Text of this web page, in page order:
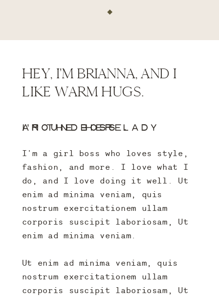
Nullam id dolor id nibh
elit.
HEY, I'M BRIANNA, AND I
LIKE WARM HUGS.
I'm a girl boss who loves style,
fashion, and more. I love what I
do, and I love doing it well. Ut
enim ad minima veniam, quis
nostrum exercitationem ullam
corporis suscipit laboriosam, Ut
enim ad minima veniam.
Ut enim ad minima veniam, quis
nostrum exercitationem ullam
corporis suscipit laboriosam, Ut
I'M THE BOSS LADY AROUND HERE.